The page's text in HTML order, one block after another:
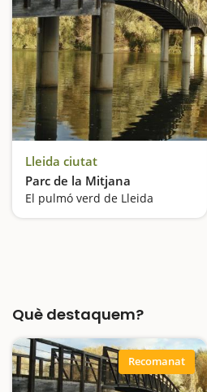
Lleida ciutat
Parc de la Mitjana
El pulmó verd de Lleida
Què destaquem?
Recomanat